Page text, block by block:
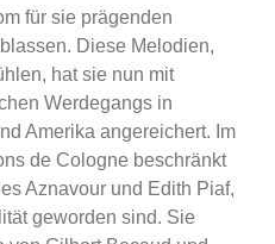
für sie prägenden
Diese Melodien,
hat sie nun mit
Werdegangs in
Amerika angereichert. Im
de Cologne beschränkt
Aznavour und Edith Piaf,
geworden sind. Sie